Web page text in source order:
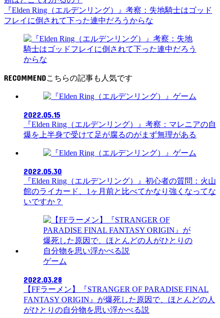
『Elden Ring（エルデンリング）』考察：失地騎士はゴッド
フレイに倒されて下った連中だろうからな
RECOMMEND
ゲーム
2022.05.15
『Elden Ring（エルデンリング）』考察：マレニアの自
爆を上半身で受けて足が腐るのがまず無理がある
ゲーム
2022.05.30
『Elden Ring（エルデンリング）』初心者の質問：火山
館のライカード、1ヶ月前と比べてかなり強くなってな
いですか？
ゲーム
2022.03.28
【FFラーメン】『STRANGER OF PARADISE FINAL
FANTASY ORIGIN』が爆死した原因で、ほとんどの人
がひとりの自分物を思い浮かべる説